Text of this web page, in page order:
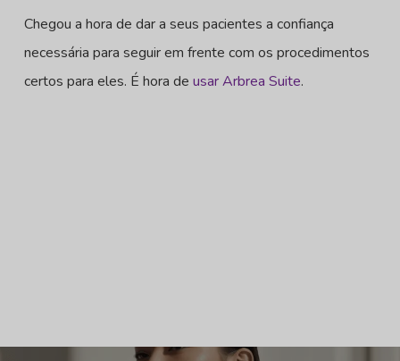
Chegou a hora de dar a seus pacientes a confiança
necessária para seguir em frente com os procedimentos
certos para eles. É hora de usar Arbrea Suite.